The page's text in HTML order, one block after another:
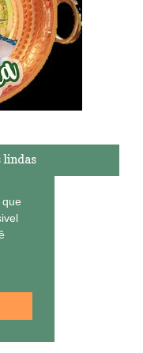
lindas